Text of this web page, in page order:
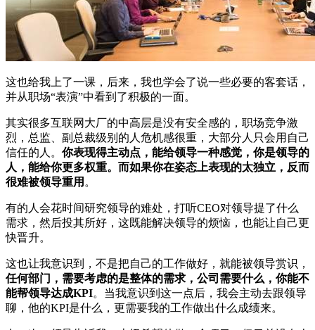
这也给我上了一课，后来，我也学会了说一些必要的客套话，
并从职场“表演”中看到了积极的一面。
其实很多互联网大厂的中高层是没有安全感的，职场竞争激
烈，总监、副总裁级别的人危机感很重，大部分人只会用自己
信任的人。 你表现得主动点，能给领导一种感觉，你是领导的
人，能给你更多权重。而如果你在姿态上表现的太独立，反而
很难被领导重用 。
有的人会花时间研究领导的难处，打听CEO对领导提了什么
需求，然后投其所好，这既能解决领导的烦恼，也能让自己更
快晋升。
这也让我意识到，不是把自己的工作做好，就能被领导赏识，
任何部门，需要考虑的是整体的需求，公司需要什么，你能不
能帮领导达成KPI。当我意识到这一点后，我会主动去跟领导
聊，他的KPI是什么，更需要我的工作做出什么成绩来。